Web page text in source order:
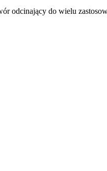
odcinający do wielu